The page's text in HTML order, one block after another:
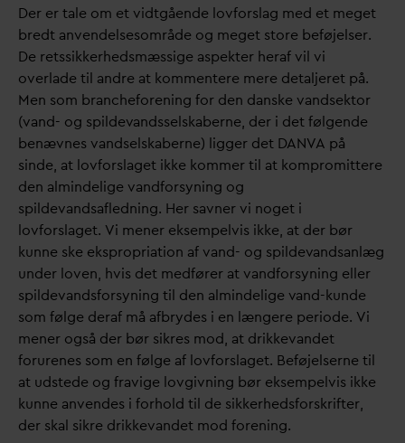
Der er tale om et vidtgående lovforslag med et meget
bredt anvendelsesområde og meget store beføjelser.
De retssikkerhedsmæssige aspekter heraf vil vi
overlade til andre at kommentere mere detaljeret på.
Men som brancheforening for den danske vandsektor
(vand- og spildevandsselskaberne, der i det følgende
benævnes vandselskaberne) ligger det DANVA på
sinde, at lovforslaget ikke kommer til at kompromittere
den almindelige vandforsyning og
spildevandsafledning. Her savner vi noget i
lovforslaget. Vi mener eksempelvis ikke, at der bør
kunne ske ekspropriation af vand- og spildevandsanlæg
under loven, hvis det medfører at vandforsyning eller
spildevandsforsyning til den almindelige vand-kunde
som følge deraf må afbrydes i en længere periode. Vi
mener også der bør sikres mod, at drikkevandet
forurenes som en følge af lovforslaget. Beføjelserne til
at udstede og fravige lovgivning bør eksempelvis ikke
kunne anvendes i forhold til de sikkerhedsforskrifter,
der skal sikre drikkevandet mod forening.